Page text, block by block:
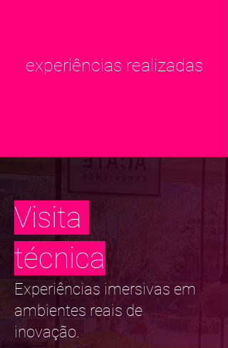
experiências realizadas
Visita
técnica
Experiências imersivas em
ambientes reais de
inovação.